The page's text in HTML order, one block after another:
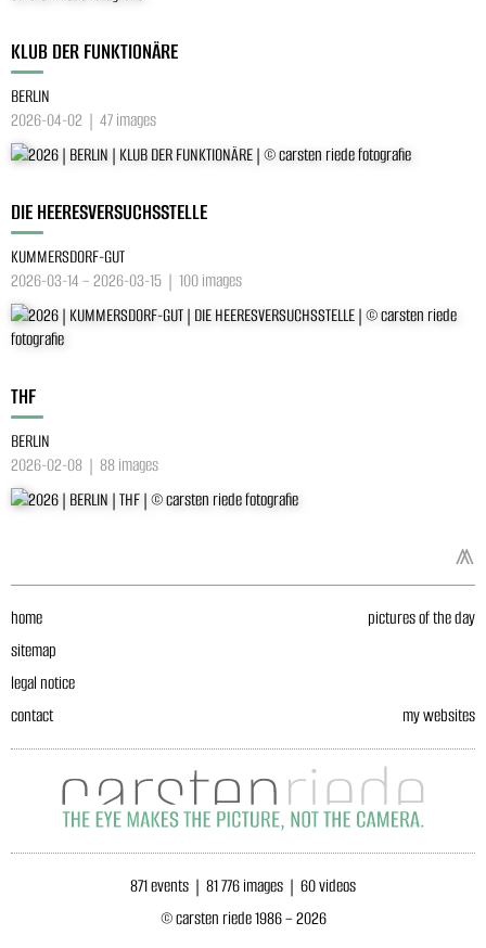
KLUB DER FUNKTIONÄRE
BERLIN
2026-04-02 | 47 images
DIE HEERESVERSUCHSSTELLE
KUMMERSDORF-GUT
2026-03-14 – 2026-03-15 | 100 images
THF
BERLIN
2026-02-08 | 88 images
⩕
home
sitemap
legal notice
contact
pictures of the day
my websites
871 events | 81 776 images | 60 videos
© carsten riede 1986 – 2026